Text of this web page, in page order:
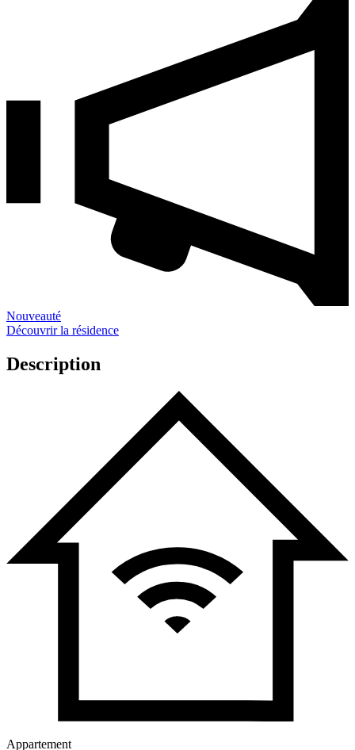
Nouveauté
Découvrir la résidence
Description
Appartement